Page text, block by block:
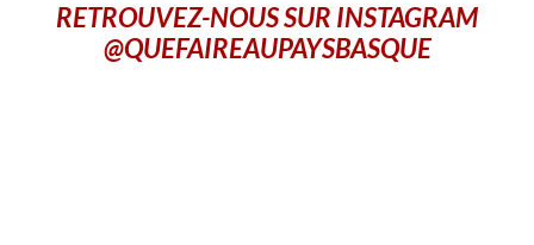
RETROUVEZ-NOUS SUR INSTAGRAM
@QUEFAIREAUPAYSBASQUE